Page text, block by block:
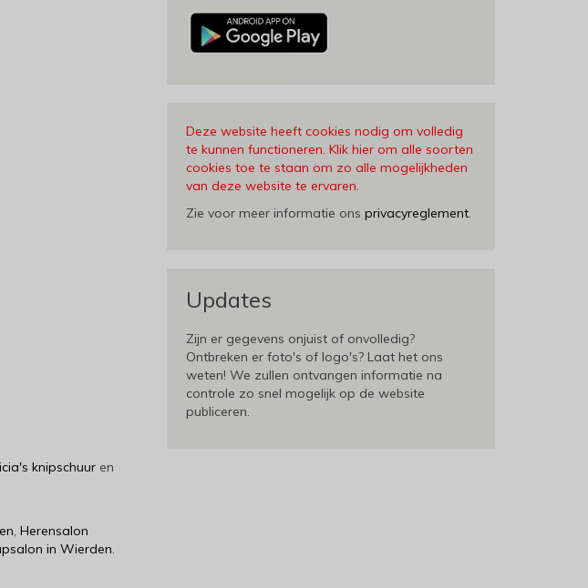
knipschuur en
, Herensalon
in Wierden.
Deze website heeft cookies nodig om volledig
te kunnen functioneren. Klik hier om alle soorten
cookies toe te staan om zo alle mogelijkheden
van deze website te ervaren.
Zie voor meer informatie ons privacyreglement.
Updates
Zijn er gegevens onjuist of onvolledig?
Ontbreken er foto's of logo's? Laat het ons
weten! We zullen ontvangen informatie na
controle zo snel mogelijk op de website
publiceren.